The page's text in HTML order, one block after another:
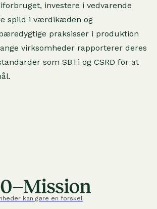
investere i vedvarende
spild i værdikæden og
praksisser i produktion
virksomheder rapporterer deres
som SBTi og CSRD for at
kan gøre en forskel